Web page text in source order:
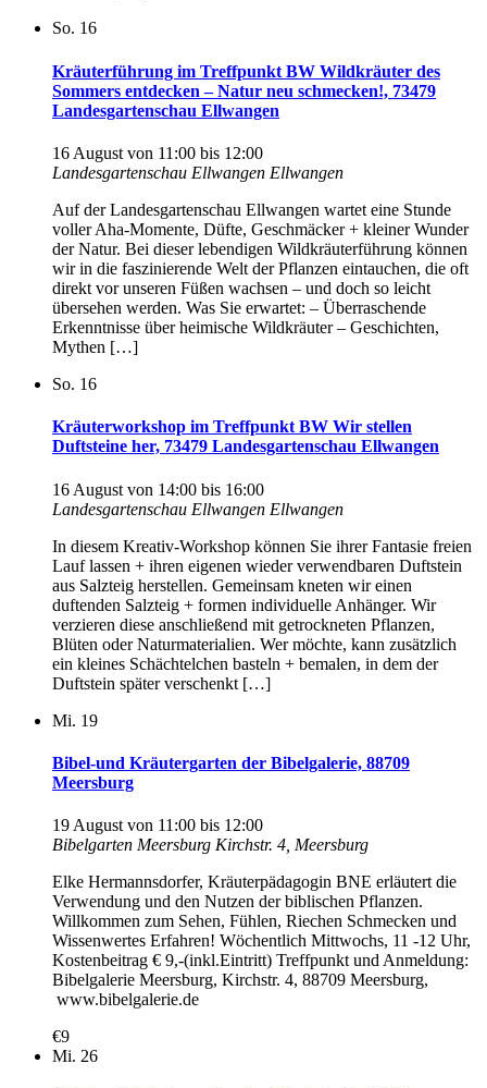
So. 16
Kräuterführung im Treffpunkt BW Wildkräuter des
Sommers entdecken – Natur neu schmecken!, 73479
Landesgartenschau Ellwangen
16 August von 11:00 bis 12:00
Landesgartenschau Ellwangen Ellwangen
Auf der Landesgartenschau Ellwangen wartet eine Stunde
voller Aha-Momente, Düfte, Geschmäcker + kleiner Wunder
der Natur. Bei dieser lebendigen Wildkräuterführung können
wir in die faszinierende Welt der Pflanzen eintauchen, die oft
direkt vor unseren Füßen wachsen – und doch so leicht
übersehen werden. Was Sie erwartet: – Überraschende
Erkenntnisse über heimische Wildkräuter – Geschichten,
Mythen […]
So. 16
Kräuterworkshop im Treffpunkt BW Wir stellen
Duftsteine her, 73479 Landesgartenschau Ellwangen
16 August von 14:00 bis 16:00
Landesgartenschau Ellwangen Ellwangen
In diesem Kreativ-Workshop können Sie ihrer Fantasie freien
Lauf lassen + ihren eigenen wieder verwendbaren Duftstein
aus Salzteig herstellen. Gemeinsam kneten wir einen
duftenden Salzteig + formen individuelle Anhänger. Wir
verzieren diese anschließend mit getrockneten Pflanzen,
Blüten oder Naturmaterialien. Wer möchte, kann zusätzlich
ein kleines Schächtelchen basteln + bemalen, in dem der
Duftstein später verschenkt […]
Mi. 19
Bibel-und Kräutergarten der Bibelgalerie, 88709
Meersburg
19 August von 11:00 bis 12:00
Bibelgarten Meersburg Kirchstr. 4, Meersburg
Elke Hermannsdorfer, Kräuterpädagogin BNE erläutert die
Verwendung und den Nutzen der biblischen Pflanzen.
Willkommen zum Sehen, Fühlen, Riechen Schmecken und
Wissenwertes Erfahren! Wöchentlich Mittwochs, 11 -12 Uhr,
Kostenbeitrag € 9,-(inkl.Eintritt) Treffpunkt und Anmeldung:
Bibelgalerie Meersburg, Kirchstr. 4, 88709 Meersburg,
www.bibelgalerie.de
€9
Mi. 26